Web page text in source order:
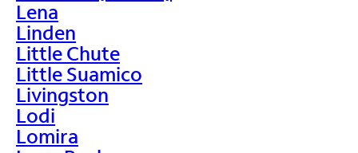
Lena
Linden
Little Chute
Little Suamico
Livingston
Lodi
Lomira